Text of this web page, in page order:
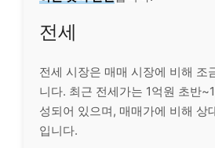
전세
전세 시장은 매매 시장에 비해 조
니다. 최근 전세가는 1억원 초반
성되어 있으며, 매매가에 비해 상
입니다.